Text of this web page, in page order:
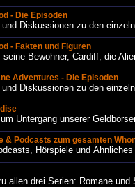
- Die Episoden
und Diskussionen zu den
- Fakten und Figuren
seine Bewohner, Cardiff, die
Adventures - Die Episoden
und Diskussionen zu den
Untergang unserer
& Podcasts zum gesamten
Hörspiele und
allen drei Serien: Romane und